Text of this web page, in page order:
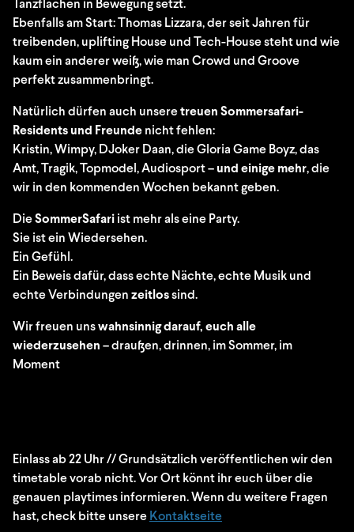
Tanzflächen in Bewegung setzt.
Ebenfalls am Start:
Thomas Lizzara, der seit Jahren für
treibenden, uplifting House und Tech-House steht und wie
kaum ein anderer weiß, wie man Crowd und Groove
perfekt zusammenbringt.
Natürlich dürfen auch unseretreuen Sommersafari-
Residents und Freunde nicht fehlen:
Kristin, Wimpy, DJoker Daan, die Gloria Game Boyz, das
Amt, Tragik, Topmodel, Audiosport – und einige mehr, die
wir in den kommenden Wochen bekannt geben.
DieSommerSafari ist mehr als eine Party.
Sie ist ein Wiedersehen.
Ein Gefühl.
Ein Beweis dafür, dass echte Nächte, echte Musik und
echte Verbindungen zeitlossind.
Wir freuen unswahnsinnig darauf, euch alle
wiederzusehen – draußen, drinnen, im Sommer, im
Moment
Einlass ab 22 Uhr // Grundsätzlich veröffentlichen wir den
timetable vorab nicht. Vor Ort könnt ihr euch über die
genauen playtimes informieren. Wenn du weitere Fragen
hast, check bitte unsere Kontaktseite